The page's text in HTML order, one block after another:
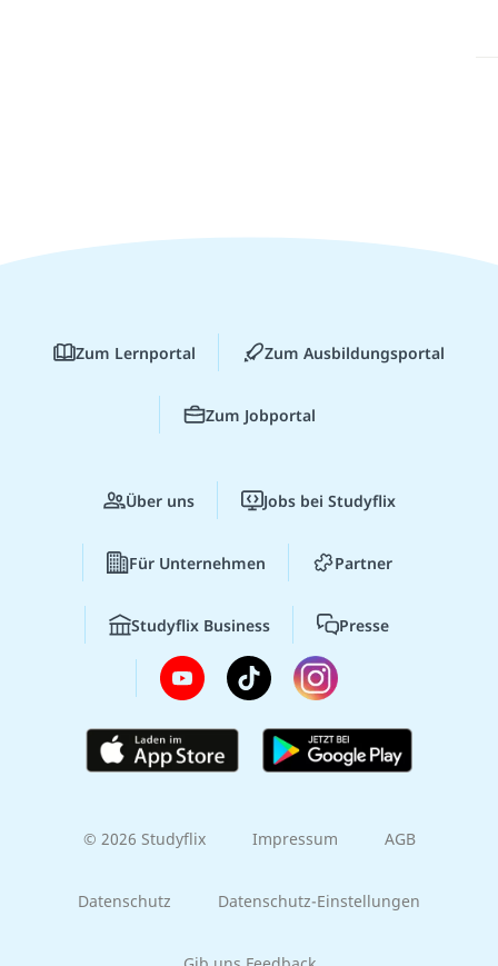
Zum Lernportal Zum Ausbildungsportal
Zum Jobportal
Über uns Jobs bei Studyflix
Für Unternehmen Partner
Studyflix Business Presse
© 2026 Studyflix Impressum AGB
Datenschutz Datenschutz-Einstellungen